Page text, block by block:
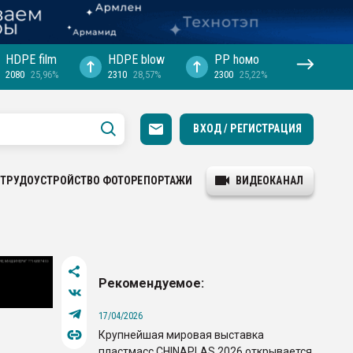
HDPE film
2080 25,96%
HDPE blow
2310 28,57%
PP hомо
2300 25,22%
ВХОД / РЕГИСТРАЦИЯ
ТРУДОУСТРОЙСТВО ФОТОРЕПОРТАЖИ ВИДЕОКАНАЛ
Рекомендуемое:
17/04/2026
Крупнейшая мировая выставка